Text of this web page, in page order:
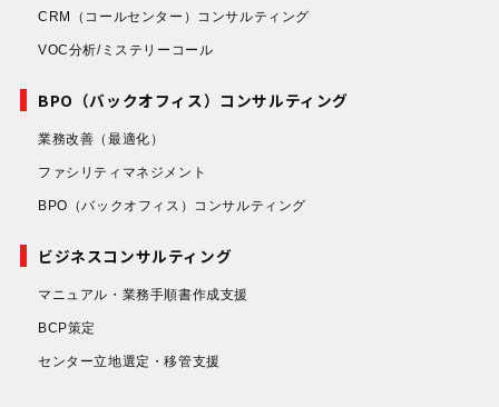
CRM（コールセンター）コンサルティング
VOC分析/ミステリーコール
BPO（バックオフィス）コンサルティング
業務改善 （最適化）
ファシリティマネジメント
BPO（バックオフィス）コンサルティング
ビジネスコンサルティング
マニュアル・業務手順書作成支援
BCP策定
センター立地選定・移管支援